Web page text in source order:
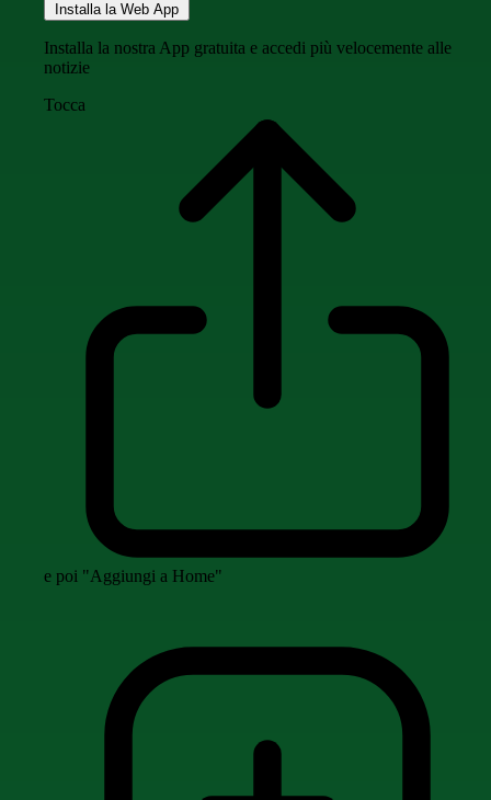
Installa la Web App
Installa la nostra App gratuita e accedi più velocemente alle
notizie
Tocca
e poi "Aggiungi a Home"